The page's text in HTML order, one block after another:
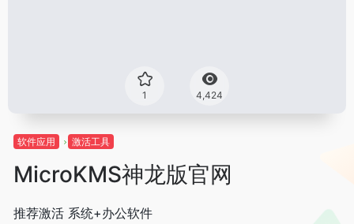
1 4,424
软件应用 激活工具
MicroKMS神龙版官网
推荐激活 系统+办公软件